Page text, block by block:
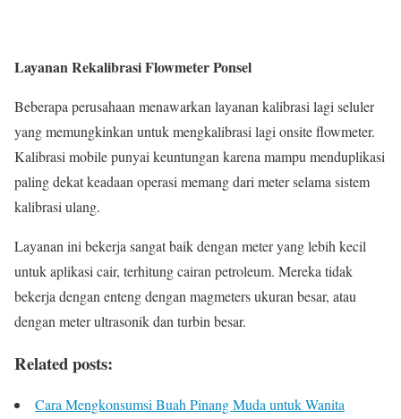
Layanan Rekalibrasi Flowmeter Ponsel
Beberapa perusahaan menawarkan layanan kalibrasi lagi seluler
yang memungkinkan untuk mengkalibrasi lagi onsite flowmeter.
Kalibrasi mobile punyai keuntungan karena mampu menduplikasi
paling dekat keadaan operasi memang dari meter selama sistem
kalibrasi ulang.
Layanan ini bekerja sangat baik dengan meter yang lebih kecil
untuk aplikasi cair, terhitung cairan petroleum. Mereka tidak
bekerja dengan enteng dengan magmeters ukuran besar, atau
dengan meter ultrasonik dan turbin besar.
Related posts:
Cara Mengkonsumsi Buah Pinang Muda untuk Wanita